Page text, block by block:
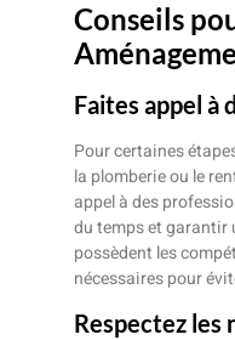
Conseils
Faites appel à
Pour certaines
la plomberie ou le
appel à des
du temps et garantir
possèdent les
nécessaires pour
Respectez les